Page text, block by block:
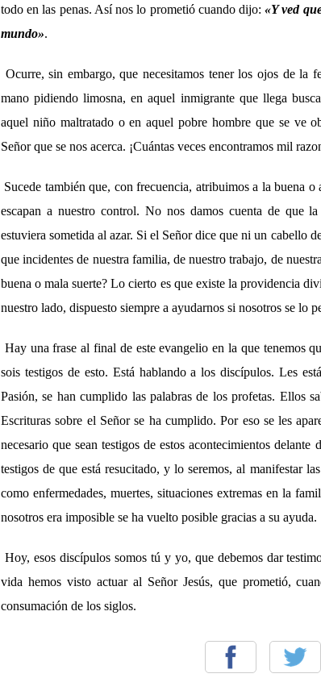
todo en las penas. Así nos lo prometió cuando dijo:«Y ved
mundo».
Ocurre, sin embargo, que necesitamos tener los ojos de la
mano pidiendo limosna, en aquel inmigrante que llega
aquel niño maltratado o en aquel pobre hombre que se ve
Señor que se nos acerca. ¡Cuántas veces encontramos mil
Sucede también que, con frecuencia, atribuimos a la buena
escapan a nuestro control. No nos damos cuenta de que
estuviera sometida al azar. Si el Señor dice que ni un cabello
que incidentes de nuestra familia, de nuestro trabajo, de
buena o mala suerte? Lo cierto es que existe la providencia
nuestro lado, dispuesto siempre a ayudarnos si nosotros se lo
Hay una frase al final de este evangelio en la que tenemos
sois testigos de esto. Está hablando a los discípulos. Les
Pasión, se han cumplido las palabras de los profetas. Ellos
Escrituras sobre el Señor se ha cumplido. Por eso se les
necesario que sean testigos de estos acontecimientos
testigos de que está resucitado, y lo seremos, al manifestar
como enfermedades, muertes, situaciones extremas en la
nosotros era imposible se ha vuelto posible gracias a su ayuda.
Hoy, esos discípulos somos tú y yo, que debemos dar
vida hemos visto actuar al Señor Jesús, que prometió,
consumación de los siglos.